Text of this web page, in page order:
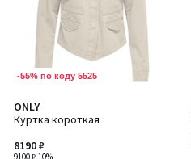
-55% по коду 5525
ONLY
Куртка короткая
9100 ₽-10%
8190 ₽
4,2
/ 5